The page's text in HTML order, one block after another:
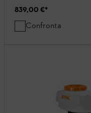
839,00 €*
Confronta